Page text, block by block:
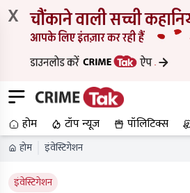
X
होम टॉप न्यूज पॉलिटिक्स
होम इंवेस्टिगेशन
इंवेस्टिगेशन